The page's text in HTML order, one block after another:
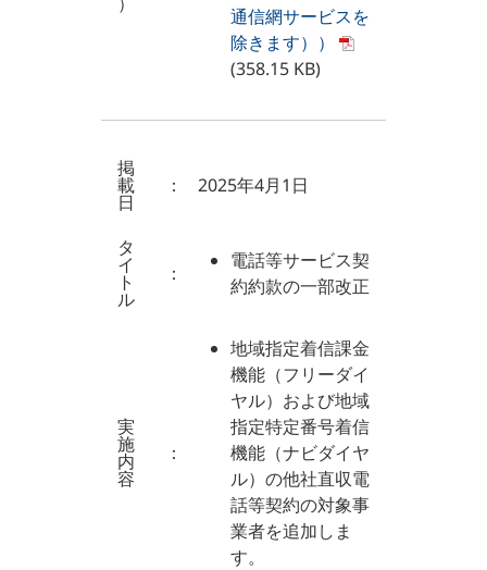
通信網サービスを
除きます））
(358.15 KB)
掲
載
日
： 2025年4月1日
タ
イ
ト
ル
：
電話等サービス契
約約款の一部改正
実
施
内
容
：
地域指定着信課金
機能（フリーダイ
ヤル）および地域
指定特定番号着信
機能（ナビダイヤ
ル）の他社直収電
話等契約の対象事
業者を追加しま
す。